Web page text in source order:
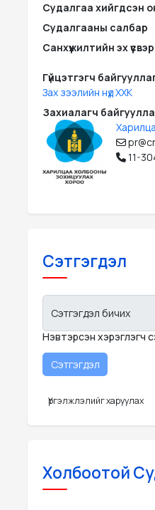
Судалгаа хийгдсэн
Судалгааны салбар
Санхүүжилтийн эх үүсвэр
Гүйцэтгэгч
Зах зээлийн нүд ХХК
Захиалагч
11-
Сэтгэгдэл
Сэтгэгдэл бичих
Нэвтэрсэн хэрэглэгч
Үргэлжлэлийг харуулах
Холбоотой